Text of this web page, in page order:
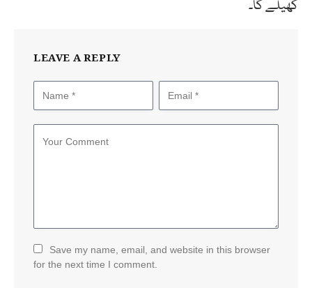
کھیلے گا۔
LEAVE A REPLY
Save my name, email, and website in this browser
for the next time I comment.